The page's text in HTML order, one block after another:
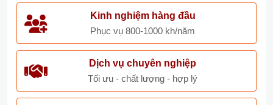
Kinh nghiệm hàng đầu
Phục vụ 800-1000 kh/năm
Dịch vụ chuyên nghiệp
Tối ưu - chất lượng - hợp lý